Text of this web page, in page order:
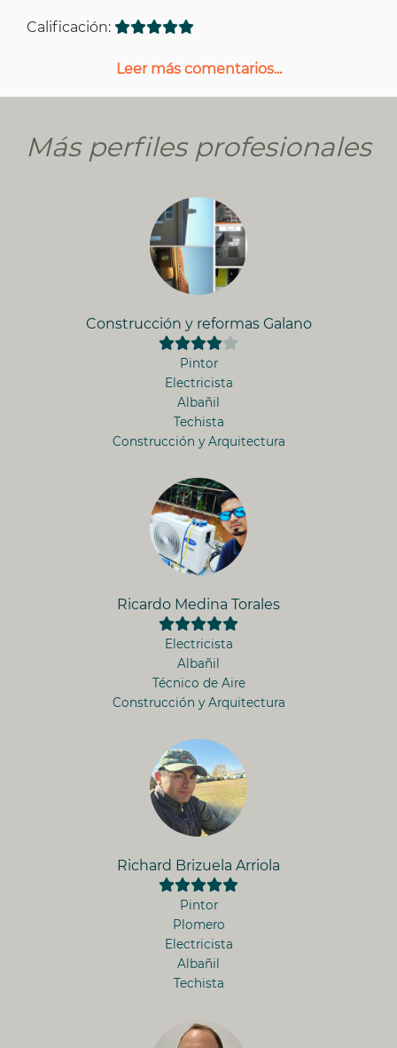
Calificación:
Leer más comentarios...
Más perfiles profesionales
Construcción y reformas Galano
Pintor
Electricista
Albañil
Techista
Construcción y Arquitectura
Ricardo Medina Torales
Electricista
Albañil
Técnico de Aire
Construcción y Arquitectura
Richard Brizuela Arriola
Pintor
Plomero
Electricista
Albañil
Techista